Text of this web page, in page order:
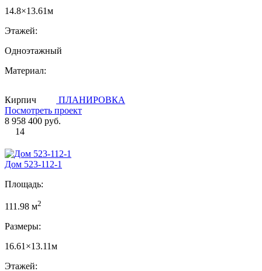
14.8×13.61м
Этажей:
Одноэтажный
Материал:
Кирпич
ПЛАНИРОВКА
Посмотреть проект
8 958 400 руб.
14
Дом 523-112-1
Площадь:
111.98 м2
Размеры:
16.61×13.11м
Этажей: